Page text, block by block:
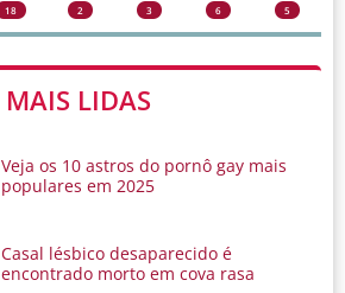
18 2 3 6 5
MAIS LIDAS
Veja os 10 astros do pornô gay mais
populares em 2025
Casal lésbico desaparecido é
encontrado morto em cova rasa